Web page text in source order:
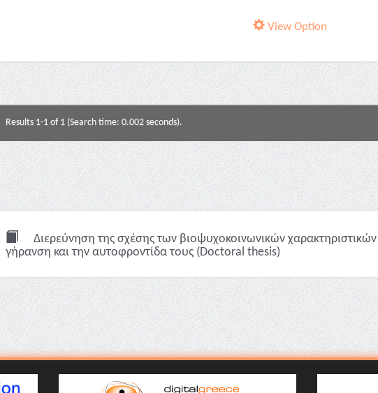
View Option
Results 1-1 of 1 (Search time: 0.002 seconds).
Διερεύνηση της σχέσης των βιοψυχοκοινωνικών
γήρανση και την αυτοφροντίδα τους (Doctoral thesis)